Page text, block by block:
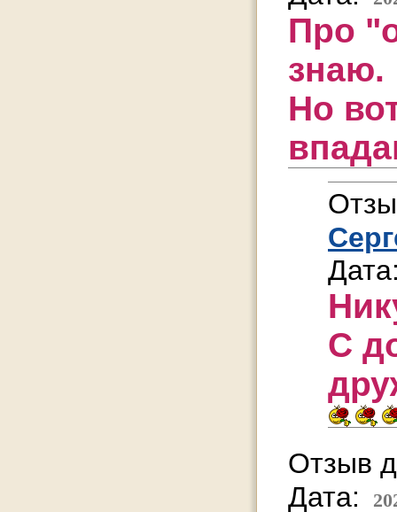
Про
знаю.
Но
С
Отзыв
Дата: